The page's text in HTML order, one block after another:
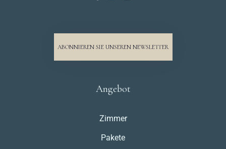
ABONNIEREN SIE UNSEREN NEWSLETTER
Angebot
Zimmer
Pakete